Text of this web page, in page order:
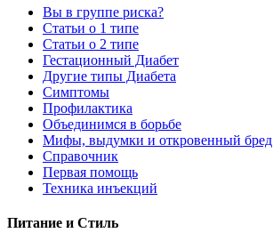
Вы в группе риска?
Статьи о 1 типе
Статьи о 2 типе
Гестационный Диабет
Другие типы Диабета
Симптомы
Профилактика
Объединимся в борьбе
Мифы, выдумки и откровенный бред
Справочник
Первая помощь
Техника инъекций
Питание и Стиль